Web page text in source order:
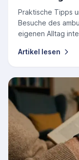
Praktische Tipps
Besuche des
eigenen Alltag
Artikel lesen